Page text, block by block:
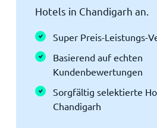
Hotels in Chandigarh an.
Super Preis-Leistungs-
Basierend auf echten
Kundenbewertungen
Sorgfältig selektierte
Chandigarh